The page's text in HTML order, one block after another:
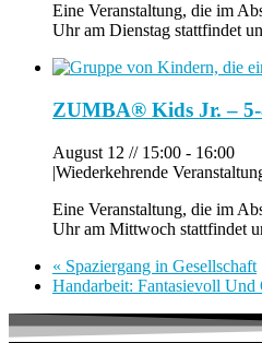
Eine Veranstaltung, die im
Uhr am Dienstag stattfindet
ZUMBA® Kids Jr. –
August 12 // 15:00 - 16:00
|Wiederkehrende
Eine Veranstaltung, die im
Uhr am Mittwoch stattfindet
« Spaziergang in Gesellschaft
Handarbeit: Fantasievoll Und